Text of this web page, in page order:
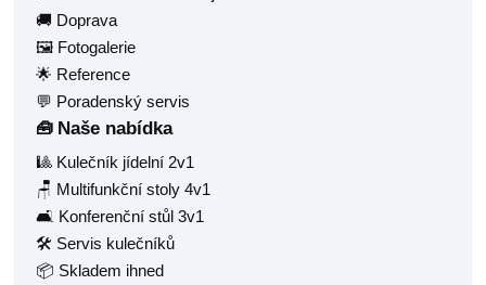
🚚 Doprava
🖼️ Fotogalerie
🌟 Reference
💬 Poradenský servis
🧰 Naše nabídka
🎱 Kulečník jídelní 2v1
🪑 Multifunkční stoly 4v1
🛋️ Konferenční stůl 3v1
🛠️ Servis kulečníků
📦 Skladem ihned